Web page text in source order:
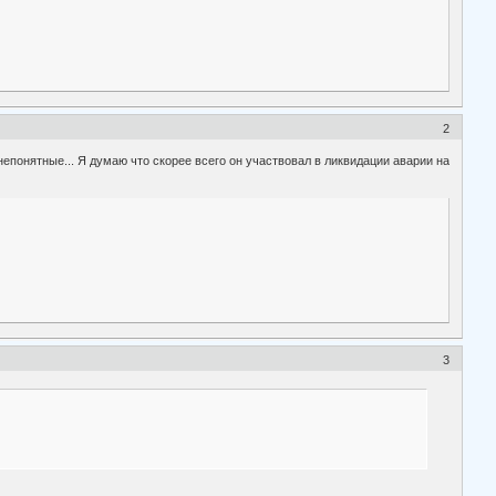
2
Я думаю что скорее всего он участвовал в ликвидации аварии на
3